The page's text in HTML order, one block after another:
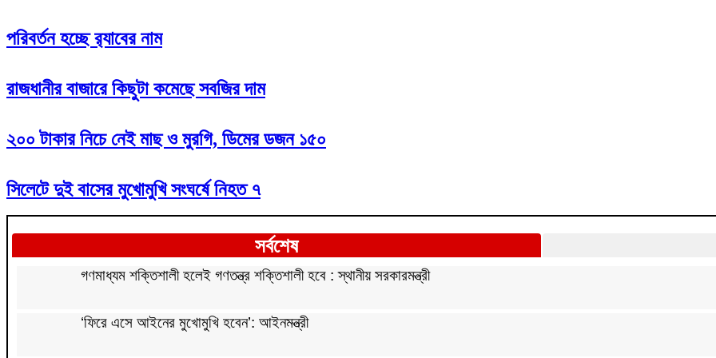
পরিবর্তন হচ্ছে র‌্যাবের নাম
রাজধানীর বাজারে কিছুটা কমেছে সবজির দাম
২০০ টাকার নিচে নেই মাছ ও মুরগি, ডিমের ডজন ১৫০
সিলেটে দুই বাসের মুখোমুখি সংঘর্ষে নিহত ৭
সর্বশেষ
গণমাধ্যম শক্তিশালী হলেই গণতন্ত্র শক্তিশালী হবে : স্থানীয় সরকারমন্ত্রী
‘ফিরে এসে আইনের মুখোমুখি হবেন’: আইনমন্ত্রী